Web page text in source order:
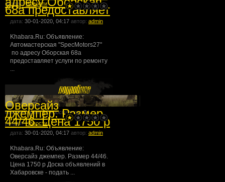
раздел:Новости
68а предоставляет
дата: 30-01-2020, 04:17 автор: admin
Khabara.Ru: Объявление:
Автомастерская "SpecMotors27"
по адресу Оборская 68а
предоставляет услуги по ремонту
...
комментарии:0| просмотров:0|
раздел:Новости
Оверсайз
джемпер. Размер
44/46. Цена 1750 р
дата: 30-01-2020, 04:17 автор: admin
Khabara.Ru: Объявление:
Оверсайз джемпер. Размер 44/46.
Цена 1750 р Доска объявлений в
Хабаровске - подать ...